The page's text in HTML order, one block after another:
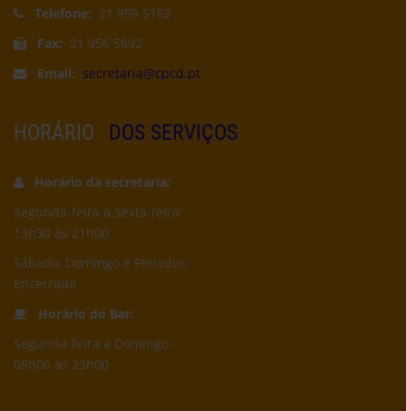
Telefone: 21 959 5162
Fax: 21 956 5692
Email: secretaria@cpcd.pt
HORÁRIO DOS SERVIÇOS
Horário da secretaria:
Segunda-feira a Sexta-feira:
13h30 às 21h00
Sábado, Domingo e Feriados:
Encerrado
Horário do Bar:
Segunda-feira a Domingo:
08h00 às 23h00